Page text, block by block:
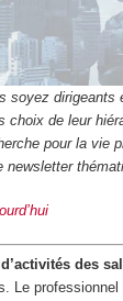
soyez dirigeants
choix de leur
pour la vie
des
Le